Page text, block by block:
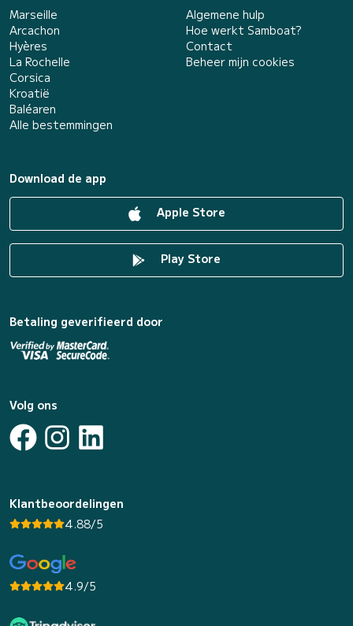
Marseille
Arcachon
Hyères
La Rochelle
Corsica
Kroatië
Baléaren
Alle bestemmingen
Algemene hulp
Hoe werkt Samboat?
Contact
Beheer mijn cookies
Download de app
Apple Store
Play Store
Betaling geverifieerd door
Volg ons
Klantbeoordelingen
4.88/5
4.9/5